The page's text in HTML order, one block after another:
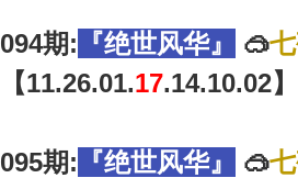
094期: 『绝世风华』 🥽
【11.26.01.17.14.10.02】
095期: 『绝世风华』 🥽